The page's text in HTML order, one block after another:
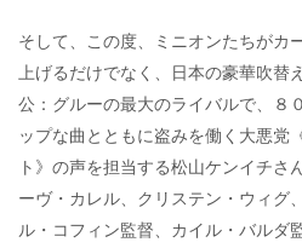
そして、この度、ミニオンたちがカ
上げるだけでなく、日本の豪華吹替
公：グルーの最大のライバルで、８
ップな曲とともに盗みを働く大悪党
ト》の声を担当する松山ケンイチさ
ーヴ・カレル、クリステン・ウィグ
ル・コフィン監督、カイル・バルダ